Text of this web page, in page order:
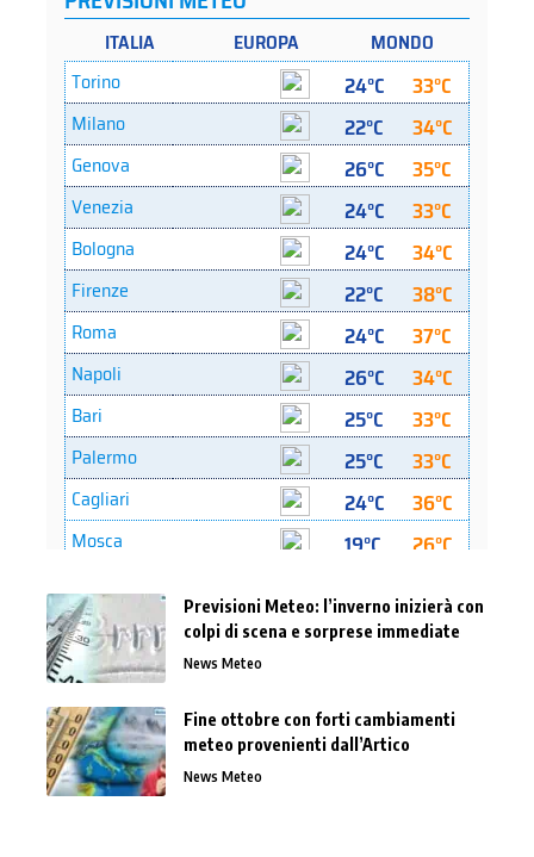
Previsioni Meteo: l’inverno inizierà con
colpi di scena e sorprese immediate
News Meteo
Fine ottobre con forti cambiamenti
meteo provenienti dall’Artico
News Meteo